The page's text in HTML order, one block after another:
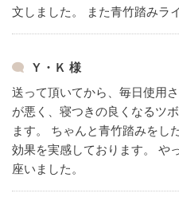
文しました。
また青竹踏みラ
Ｙ・Ｋ 様
送って頂いてから、毎日使用
が悪く、寝つきの良くなるツ
ます。
ちゃんと青竹踏みをし
効果を実感しております。
や
座いました。